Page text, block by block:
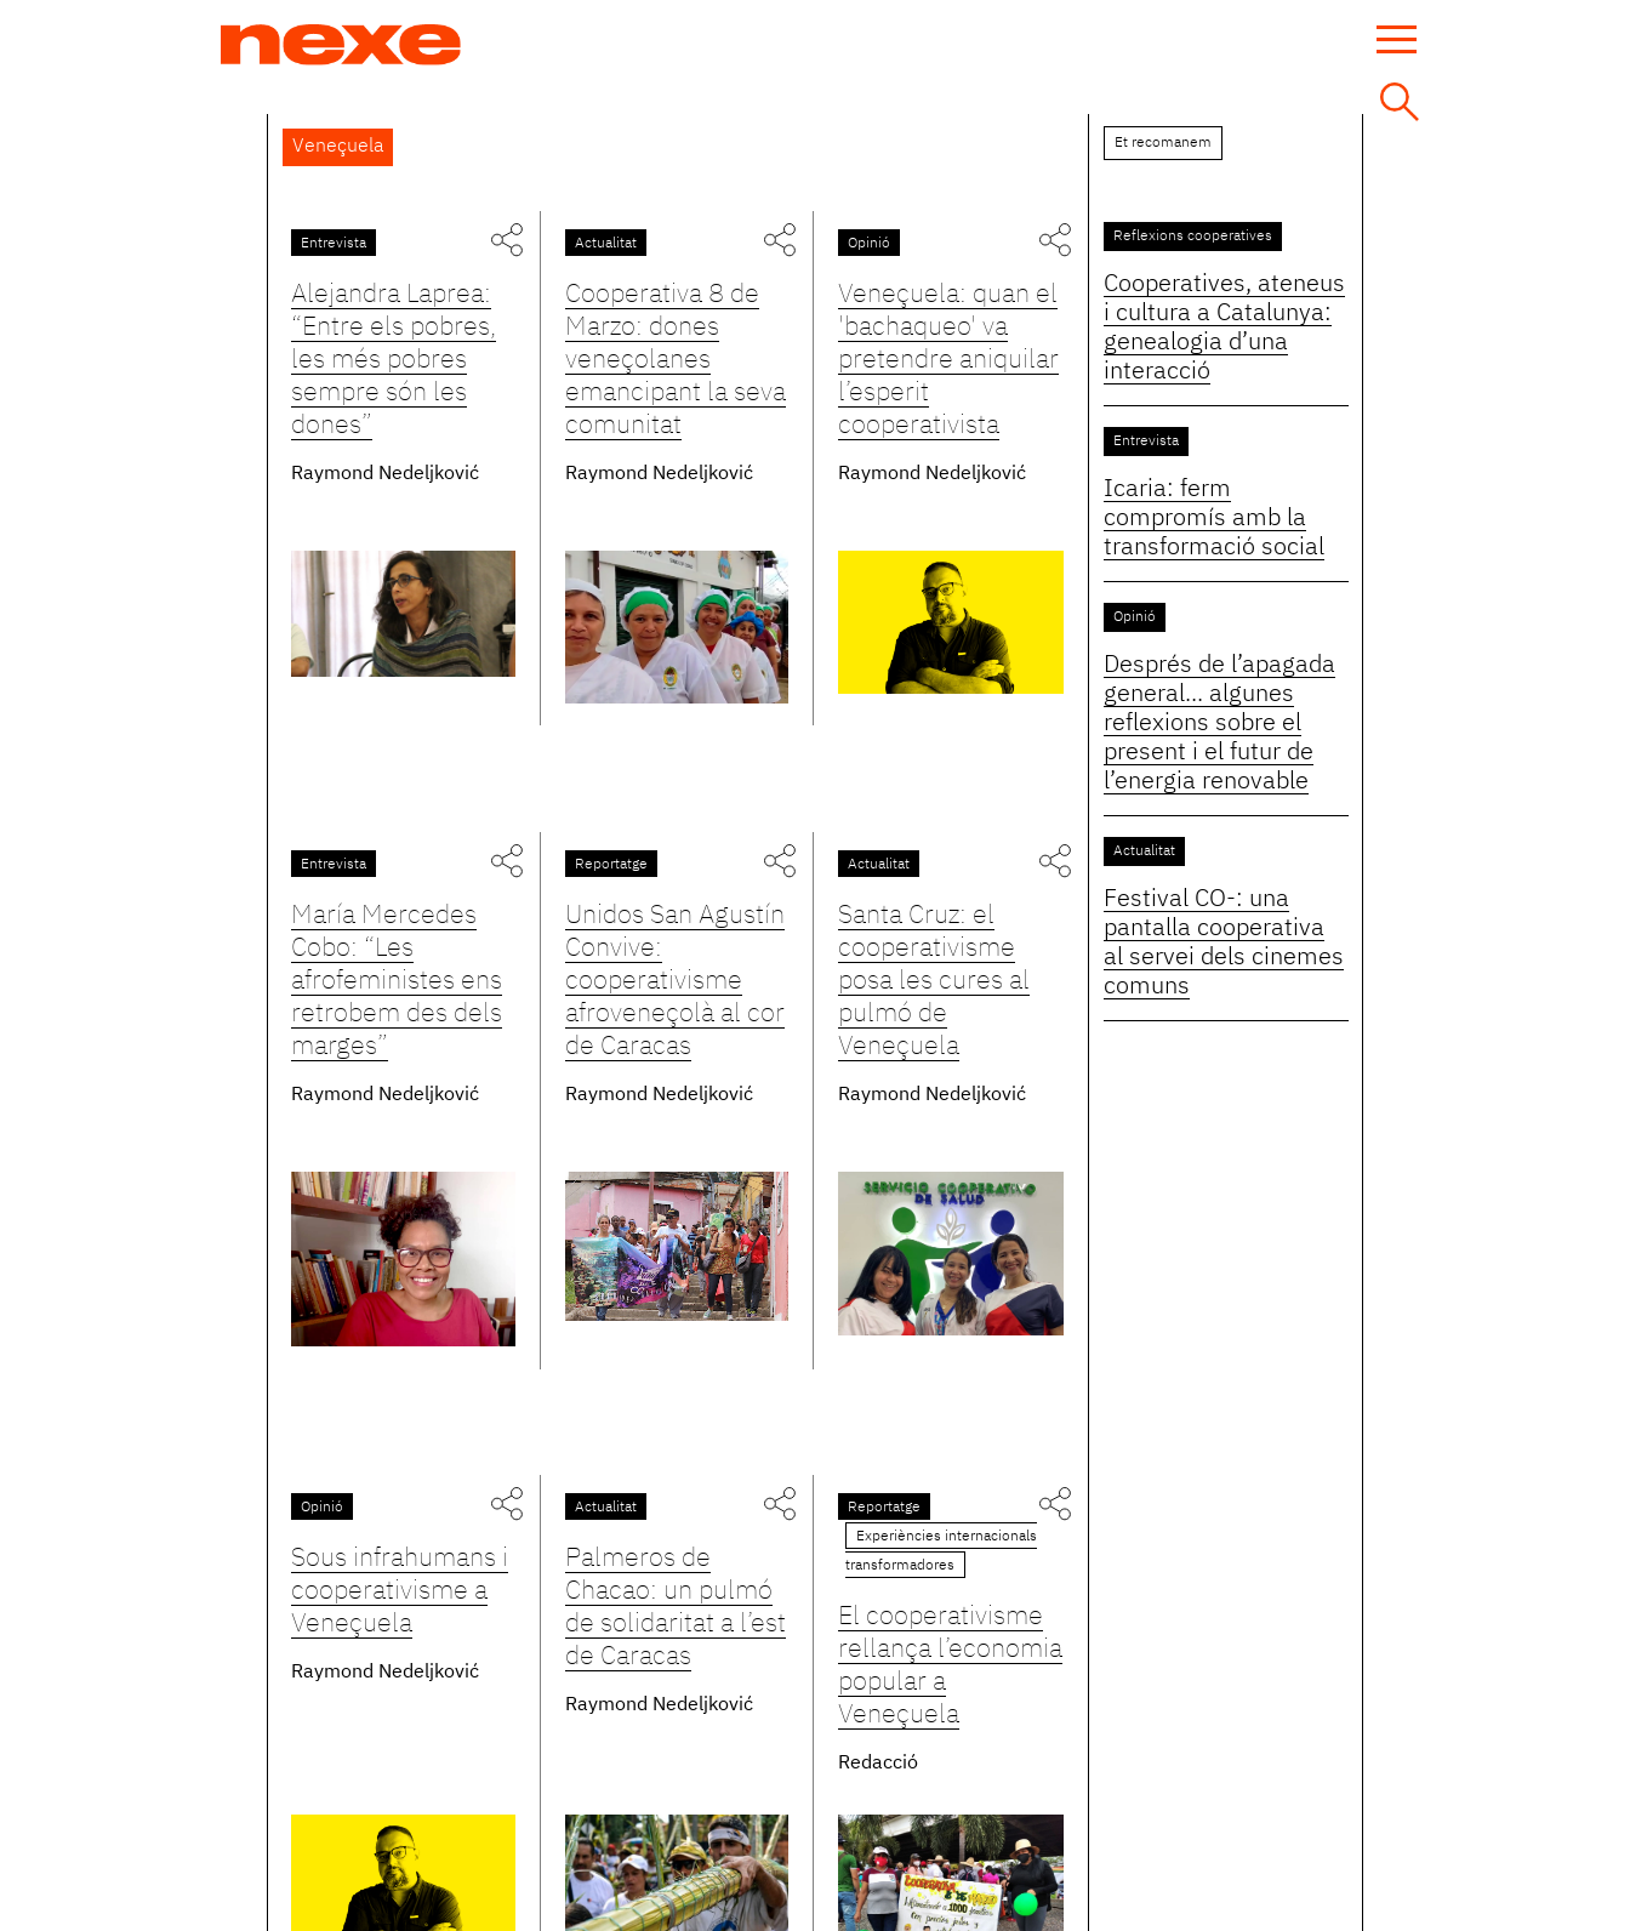
Back
to
Veneçuela
Entrevista
Alejandra Laprea:
“Entre els pobres,
les més pobres
sempre són les
dones”
Raymond Nedeljković
Actualitat
Cooperativa 8 de
Marzo: dones
veneçolanes
emancipant la seva
comunitat
Raymond Nedeljković
Opinió
Veneçuela: quan el
'bachaqueo' va
pretendre aniquilar
l’esperit
cooperativista
Raymond Nedeljković
Entrevista
María Mercedes
Cobo: “Les
afrofeministes ens
retrobem des dels
marges”
Raymond Nedeljković
Reportatge
Unidos San Agustín
Convive:
cooperativisme
afroveneçolà al cor
de Caracas
Raymond Nedeljković
Actualitat
Santa Cruz: el
cooperativisme
posa les cures al
pulmó de
Veneçuela
Raymond Nedeljković
Opinió
Sous infrahumans i
cooperativisme a
Veneçuela
Raymond Nedeljković
Actualitat
Palmeros de
Chacao: un pulmó
de solidaritat a l’est
de Caracas
Raymond Nedeljković
Reportatge
Experiències internacionals
transformadores
El cooperativisme
rellança l’economia
popular a
Veneçuela
Redacció
Et recomanem
Reflexions cooperatives
Cooperatives, ateneus
i cultura a Catalunya:
genealogia d’una
interacció
Entrevista
Icaria: ferm
compromís amb la
transformació social
Opinió
Després de l’apagada
general... algunes
reflexions sobre el
present i el futur de
l’energia renovable
Actualitat
Festival CO-: una
pantalla cooperativa
al servei dels cinemes
comuns